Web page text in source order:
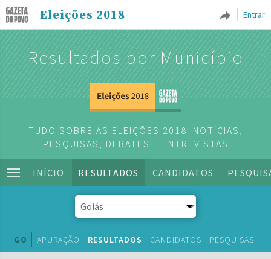
Entrar
Eleições 2018
Resultados por Município
TUDO SOBRE AS ELEIÇÕES 2018: NOTÍCIAS,
PESQUISAS, DEBATES E ENTREVISTAS
INÍCIO RESULTADOS CANDIDATOS
GO APURAÇÃO RESULTADOS CANDIDATOS PESQUISAS